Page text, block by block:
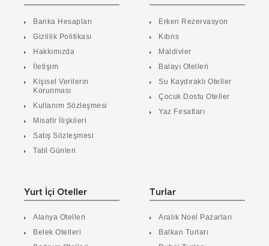
Banka Hesapları
Gizlilik Politikası
Hakkımızda
İletişim
Kişisel Verilerin
Korunması
Kullanım Sözleşmesi
Misafir İlişkileri
Satış Sözleşmesi
Tatil Günleri
Erken Rezervasyon
Kıbrıs
Maldivler
Balayı Otelleri
Su Kaydıraklı Oteller
Çocuk Dostu Oteller
Yaz Fırsatları
Yurt İçi Oteller
Alanya Otelleri
Belek Otelleri
Turlar
Aralık Noel Pazarları
Balkan Turları